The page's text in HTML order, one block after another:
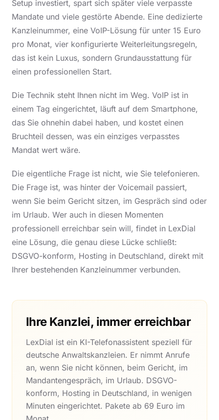
Setup investiert, spart sich später viele verpasste
Mandate und viele gestörte Abende. Eine dedizierte
Kanzleinummer, eine VoIP-Lösung für unter 15 Euro
pro Monat, vier konfigurierte Weiterleitungsregeln,
das ist kein Luxus, sondern Grundausstattung für
einen professionellen Start.
Die Technik steht Ihnen nicht im Weg. VoIP ist in
einem Tag eingerichtet, läuft auf dem Smartphone,
das Sie ohnehin dabei haben, und kostet einen
Bruchteil dessen, was ein einziges verpasstes
Mandat wert wäre.
Die eigentliche Frage ist nicht, wie Sie telefonieren.
Die Frage ist, was hinter der Voicemail passiert,
wenn Sie beim Gericht sitzen, im Gespräch sind oder
im Urlaub. Wer auch in diesen Momenten
professionell erreichbar sein will, findet in LexDial
eine Lösung, die genau diese Lücke schließt:
DSGVO-konform, Hosting in Deutschland, direkt mit
Ihrer bestehenden Kanzleinummer verbunden.
Ihre Kanzlei, immer erreichbar
LexDial ist ein KI-Telefonassistent speziell für
deutsche Anwaltskanzleien. Er nimmt Anrufe
an, wenn Sie nicht können, beim Gericht, im
Mandantengespräch, im Urlaub. DSGVO-
konform, Hosting in Deutschland, in wenigen
Minuten eingerichtet. Pakete ab 69 Euro im